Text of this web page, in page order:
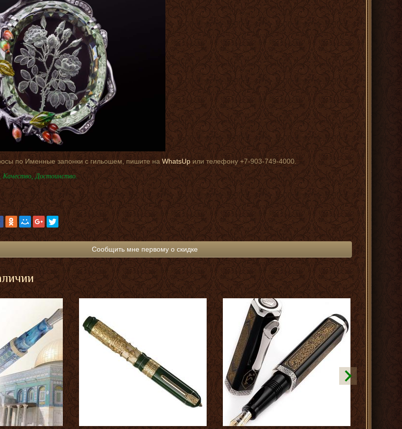
по Именные запонки с гильошем, пишите на WhatsUpили телефону +7-903-749-4000.
Достоинство.
Сообщить мне первому о скидке